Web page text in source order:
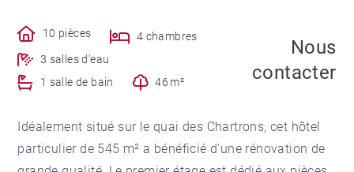
10 pièces
4 chambres
3 salles d'eau
1 salle de bain
46 m²
Nous
contacter
Idéalement situé sur le quai des Chartrons, cet hôtel
particulier de 545 m² a bénéficié d'une rénovation de